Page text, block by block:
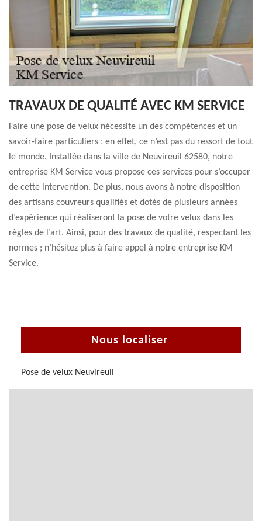
TRAVAUX DE QUALITÉ AVEC KM SERVICE
Faire une pose de velux nécessite un des compétences et un
savoir-faire particuliers ; en effet, ce n’est pas du ressort de tout
le monde. Installée dans la ville de Neuvireuil 62580, notre
entreprise KM Service vous propose ces services pour s’occuper
de cette intervention. De plus, nous avons à notre disposition
des artisans couvreurs qualifiés et dotés de plusieurs années
d’expérience qui réaliseront la pose de votre velux dans les
règles de l’art. Ainsi, pour des travaux de qualité, respectant les
normes ; n’hésitez plus à faire appel à notre entreprise KM
Service.
Nous localiser
Pose de velux Neuvireuil